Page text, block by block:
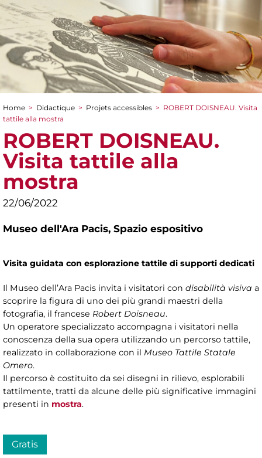
You are here
Home > Didactique > Projets accessibles > ROBERT DOISNEAU. Visita
tattile alla mostra
ROBERT DOISNEAU.
Visita tattile alla
mostra
22/06/2022
Museo dell'Ara Pacis, Spazio espositivo
Visita guidata con esplorazione tattile di supporti dedicati
Il Museo dell’Ara Pacis invita i visitatori con disabilità visiva a
scoprire la figura di uno dei più grandi maestri della
fotografia, il francese Robert Doisneau.
Un operatore specializzato accompagna i visitatori nella
conoscenza della sua opera utilizzando un percorso tattile,
realizzato in collaborazione con il Museo Tattile Statale
Omero.
Il percorso è costituito da sei disegni in rilievo, esplorabili
tattilmente, tratti da alcune delle più significative immagini
presenti in mostra.
Gratis